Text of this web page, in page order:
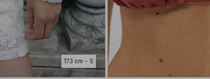
173 cm - S